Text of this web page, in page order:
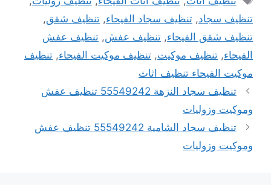
تنظيف سجاد, تنظيف سجاد الفيحاء, تنظيف شقق,
تنظيف شقق الفيحاء, تنظيف عفش, تنظيف عفش
الفيحاء, تنظيف موكيت, تنظيف موكيت الفيحاء, تنظيف
موكيت الفيحاء تنظيف اثاث
تنظيف سجاد النزهة 55549242 تنظيف عفش
وموكيت وزوليات
تنظيف سجاد الشامية 55549242 تنظيف عفش
وموكيت وزوليات